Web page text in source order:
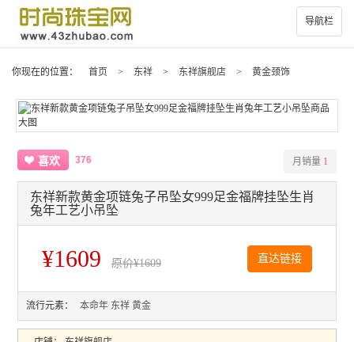
导航栏
你现在的位置： 首页 > 东祥 > 东祥旗舰店 > 黄金颈饰
喜欢 376 月销量 1
东祥新款黄金项链兔子吊坠女999足金福牌挂坠生肖
兔年工艺小吊坠
¥1609 原价¥1609 直达链接
流行元素： 本命年 东祥 黄金